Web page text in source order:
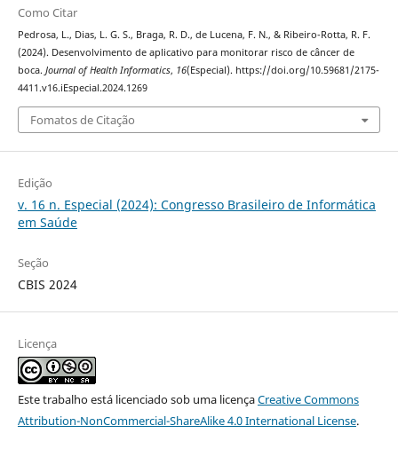
Como Citar
Pedrosa, L., Dias, L. G. S., Braga, R. D., de Lucena, F. N., & Ribeiro-Rotta, R. F.
(2024). Desenvolvimento de aplicativo para monitorar risco de câncer de
boca. Journal of Health Informatics, 16(Especial). https://doi.org/10.59681/2175-
4411.v16.iEspecial.2024.1269
Fomatos de Citação
Edição
v. 16 n. Especial (2024): Congresso Brasileiro de Informática
em Saúde
Seção
CBIS 2024
Licença
Este trabalho está licenciado sob uma licençaCreative Commons
Attribution-NonCommercial-ShareAlike 4.0 International License.